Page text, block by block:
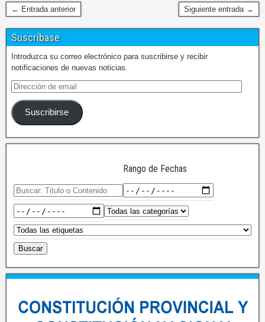
← Entrada anterior Siguiente entrada →
Suscríbase
Introduzca su correo electrónico para suscribirse y recibir
notificaciones de nuevas noticias.
Suscribirse
Rango de Fechas